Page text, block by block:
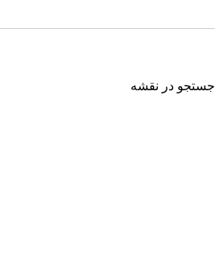
جستجو در نقشه